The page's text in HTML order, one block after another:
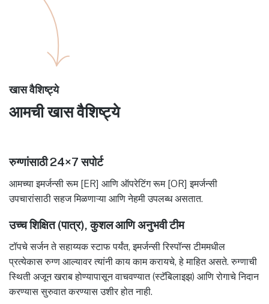
खास वैशिष्ट्ये
आमची खास वैशिष्ट्ये
रुग्णांसाठी 24×7 सपोर्ट
आमच्या इमर्जन्सी रूम [ER] आणि ऑपरेटिंग रूम [OR] इमर्जन्सी
उपचारांसाठी सहज मिळणाऱ्या आणि नेहमी उपलब्ध असतात.
उच्च शिक्षित (पात्र), कुशल आणि अनुभवी टीम
टॉपचे सर्जन ते सहाय्यक स्टाफ पर्यंत, इमर्जन्सी रिस्पॉन्स टीममधील
प्रत्येकास रुग्ण आल्यावर त्यांनी काय काम करायचे, हे माहित असते. रुग्णाची
स्थिती अजून खराब होण्यापासून वाचवण्यात (स्टॅबिलाइझ) आणि रोगाचे निदान
करण्यास सुरुवात करण्यास उशीर होत नाही.